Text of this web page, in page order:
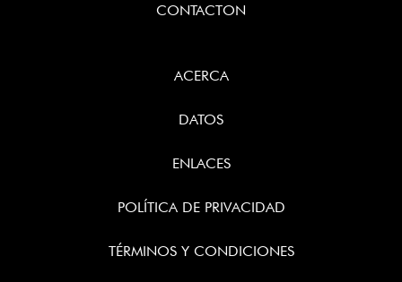
CONTACTON
ACERCA
DATOS
ENLACES
POLÍTICA DE PRIVACIDAD
TÉRMINOS Y CONDICIONES